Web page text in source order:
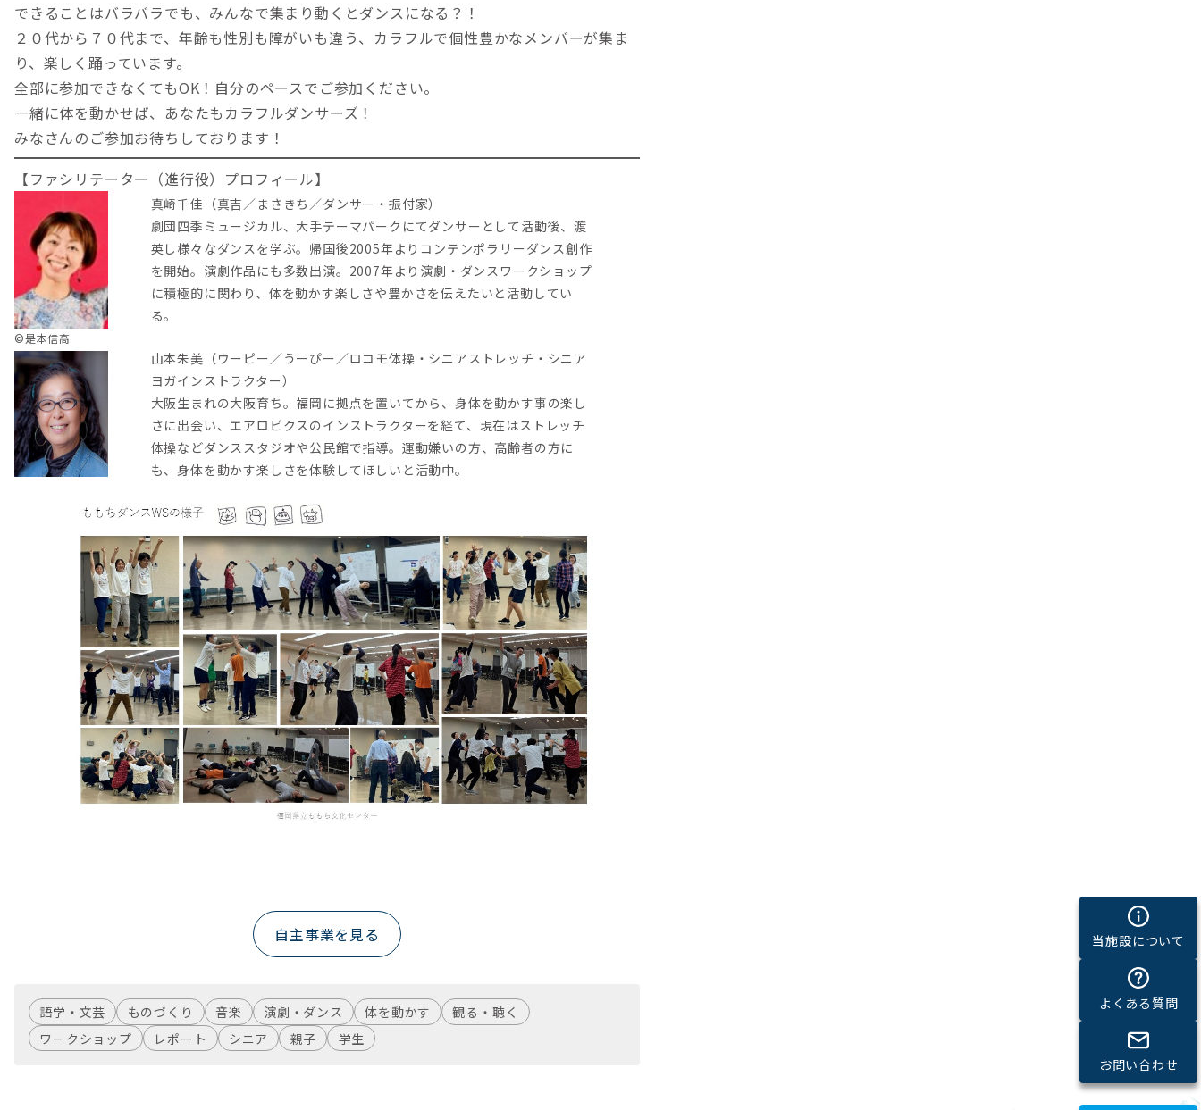
当施設について
よくある質問
お問い合わせ
できることはバラバラでも、みんなで集まり動くとダンスになる？！
２０代から７０代まで、年齢も性別も障がいも違う、カラフルで個性豊かなメンバーが集ま
り、楽しく踊っています。
全部に参加できなくてもOK！自分のペースでご参加ください。
一緒に体を動かせば、あなたもカラフルダンサーズ！
みなさんのご参加お待ちしております！
【ファシリテーター（進行役）プロフィール】
真崎千佳（真吉／まさきち／ダンサー・振付家）
劇団四季ミュージカル、大手テーマパークにてダンサーとして活動後、渡
英し様々なダンスを学ぶ。帰国後2005年よりコンテンポラリーダンス創作
を開始。演劇作品にも多数出演。2007年より演劇・ダンスワークショップ
に積極的に関わり、体を動かす楽しさや豊かさを伝えたいと活動してい
る。
©是本信高
山本朱美（ウーピー／うーぴー／ロコモ体操・シニアストレッチ・シニア
ヨガインストラクター）
大阪生まれの大阪育ち。福岡に拠点を置いてから、身体を動かす事の楽し
さに出会い、エアロビクスのインストラクターを経て、現在はストレッチ
体操などダンススタジオや公民館で指導。運動嫌いの方、高齢者の方に
も、身体を動かす楽しさを体験してほしいと活動中。
自主事業を見る
語学・文芸 ものづくり 音楽 演劇・ダンス 体を動かす
観る・聴く
ワークショップ
レポート シニア 親子 学生